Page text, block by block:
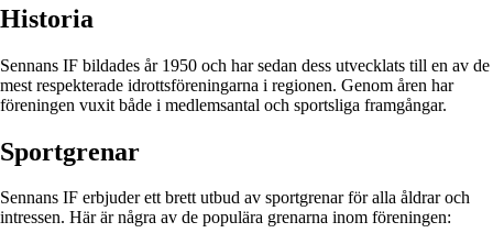
Historia
Sennans IF bildades år 1950 och har sedan dess utvecklats till en av de
mest respekterade idrottsföreningarna i regionen. Genom åren har
föreningen vuxit både i medlemsantal och sportsliga framgångar.
Sportgrenar
Sennans IF erbjuder ett brett utbud av sportgrenar för alla åldrar och
intressen. Här är några av de populära grenarna inom föreningen: